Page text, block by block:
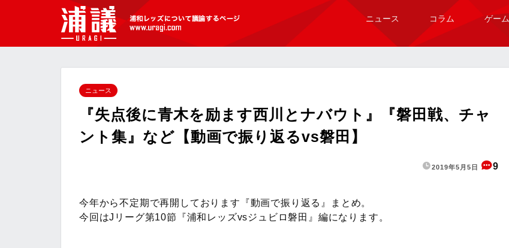
[浦議]浦和レッズについて議論するペ
ニュース コラム ゲーム
ニュース
『失点後に青木を励ます西川とナバウト』『磐田戦、チャ
ント集』など【動画で振り返るvs磐田】
2019年5月5日 9
今年から不定期で再開しております『動画で振り返る』まとめ。
今回はJリーグ第10節『浦和レッズvsジュビロ磐田』編になります。